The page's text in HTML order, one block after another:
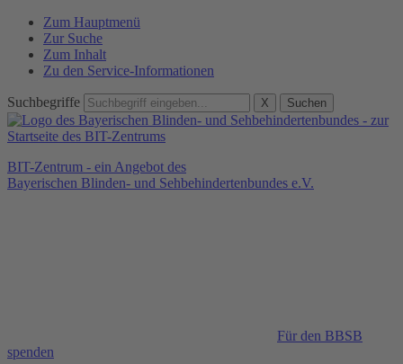
Zum Hauptmenü
Zur Suche
Zum Inhalt
Zu den Service-Informationen
Suchbegriffe X Suchen
BIT-Zentrum - ein Angebot des
Bayerischen Blinden- und Sehbehindertenbundes e.V.
Für den BBSB
spenden